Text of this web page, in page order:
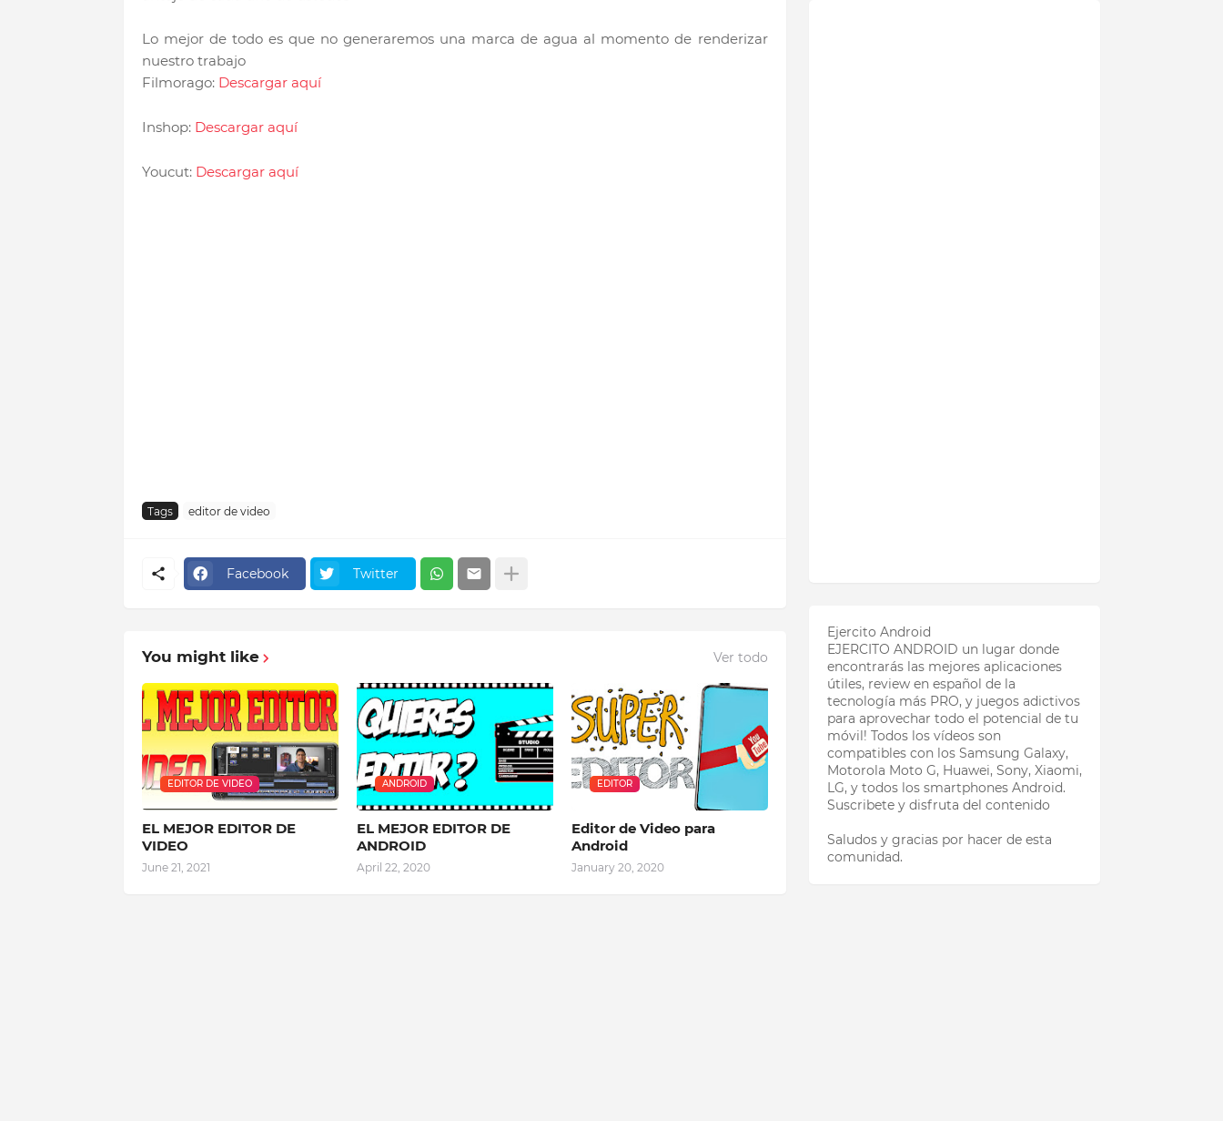
Lo mejor de todo es que no generaremos una marca de agua al momento de renderizar
nuestro trabajo
Filmorago: Descargar aquí
Inshop: Descargar aquí
Youcut: Descargar aquí
Tags editor de video
Facebook Twitter
You might like Ver todo
EDITOR DE VIDEO
EL MEJOR EDITOR DE
VIDEO
June 21, 2021
ANDROID
EL MEJOR EDITOR DE
ANDROID
April 22, 2020
EDITOR
Editor de Video para
Android
January 20, 2020
Ejercito Android
EJERCITO ANDROID un lugar donde
encontrarás las mejores aplicaciones
útiles, review en español de la
tecnología más PRO, y juegos adictivos
para aprovechar todo el potencial de tu
móvil! Todos los vídeos son
compatibles con los Samsung Galaxy,
Motorola Moto G, Huawei, Sony, Xiaomi,
LG, y todos los smartphones Android.
Suscribete y disfruta del contenido
Saludos y gracias por hacer de esta
comunidad.